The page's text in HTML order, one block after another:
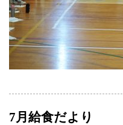
7月給食だより